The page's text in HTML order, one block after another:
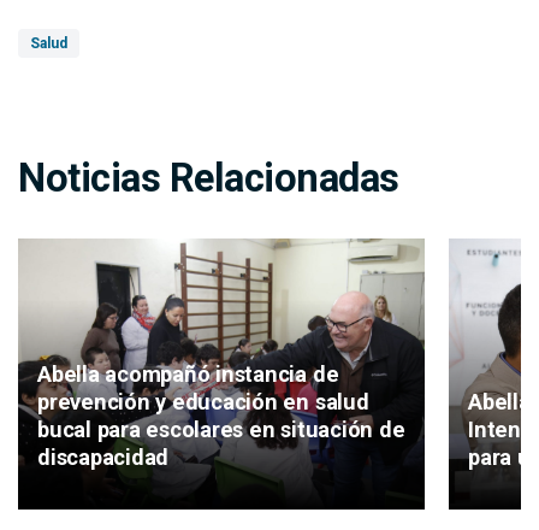
Salud
Noticias Relacionadas
Abella acompañó instancia de
prevención y educación en salud
bucal para escolares en situación de
discapacidad
Abella
para